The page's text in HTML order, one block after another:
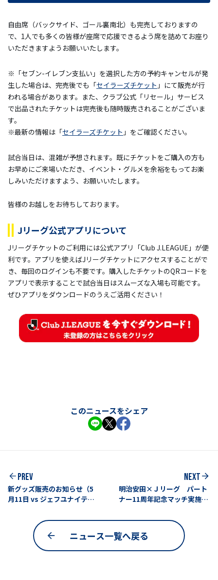
自由席（バックサイド、ゴール裏南北）も完売しておりますの
で、1人でも多くの皆様が座席で応援できるよう席を詰めてお座り
いただきますようお願いいたします。
※「セブン-イレブン支払い」を選択した方の予約キャンセルが発
生した場合は、完売後でも「セイラーズチケット 」にて販売が行
われる場合があります。また、クラブ公式「リセール」サービス
で出品されたチケットは完売後も随時販売されることがございま
す。
※最新の情報は「セイラーズチケット 」をご確認ください。
試合当日は、混雑が予想されます。既にチケットをご購入の方も
お早めにご来場いただき、イベント・グルメを余裕をもってお楽
しみいただけますよう、お願いいたします。
皆様のお越しをお待ちしております。
Jリーグ公式アプリについて
Jリーグチケットのご利用には公式アプリ「Club J.LEAGUE」が便
利です。アプリを使えばJリーグチケットにアクセスすることがで
き、毎回のログインも不要です。購入したチケットのQRコードを
アプリで表示することで試合当日はスムーズな入場も可能です。
ぜひアプリをダウンロードのうえご活用ください！
このニュースをシェア
PREV
新グッズ販売のお知らせ（5
月11日 vs ジェフユナイテッ
NEXT
明治安田×Ｊリーグ パート
ナー11周年記念マッチ実施の
ニュース一覧へ戻る